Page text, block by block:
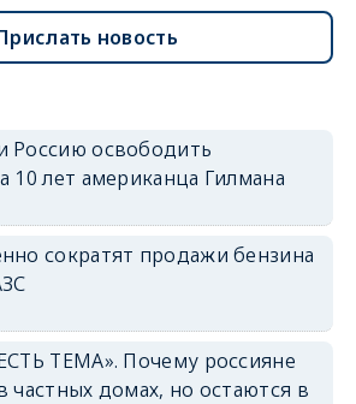
новость
Россию освободить
10 лет американца Гилмана
сократят продажи бензина
ТЕМА». Почему россияне
частных домах, но остаются в